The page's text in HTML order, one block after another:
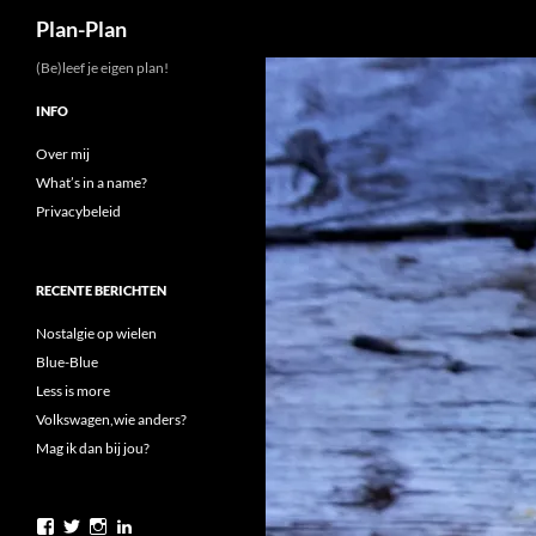
inhoud
Plan-Plan
(Be)leef je eigen plan!
INFO
Over mij
What’s in a name?
Privacybeleid
RECENTE BERICHTEN
Nostalgie op wielen
Blue-Blue
Less is more
Volkswagen,wie anders?
Mag ik dan bij jou?
BekijkBekijkBekijk